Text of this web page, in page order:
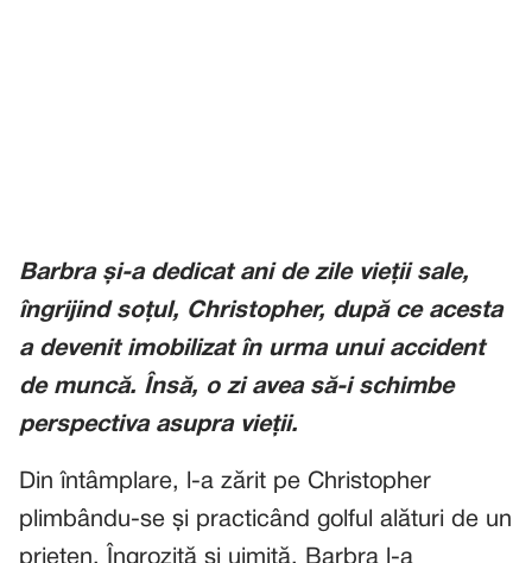
Barbra și-a dedicat ani de zile vieții sale,
îngrijind soțul, Christopher, după ce acesta
a devenit imobilizat în urma unui accident
de muncă. Însă, o zi avea să-i schimbe
perspectiva asupra vieții.
Din întâmplare, l-a zărit pe Christopher
plimbându-se și practicând golful alături de un
prieten. Îngrozită și uimită, Barbra l-a